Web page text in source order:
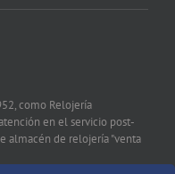
como Relojería
en el servicio post-
almacén de relojería "venta